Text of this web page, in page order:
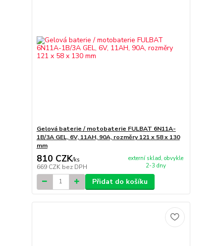
Gelová baterie / motobaterie FULBAT 6N11A-
1B/3A GEL, 6V, 11AH, 90A, rozměry 121 x 58 x 130
mm
810 CZK/ks
669 CZK bez DPH
externí sklad, obvykle
2-3 dny
Přidat do košíku